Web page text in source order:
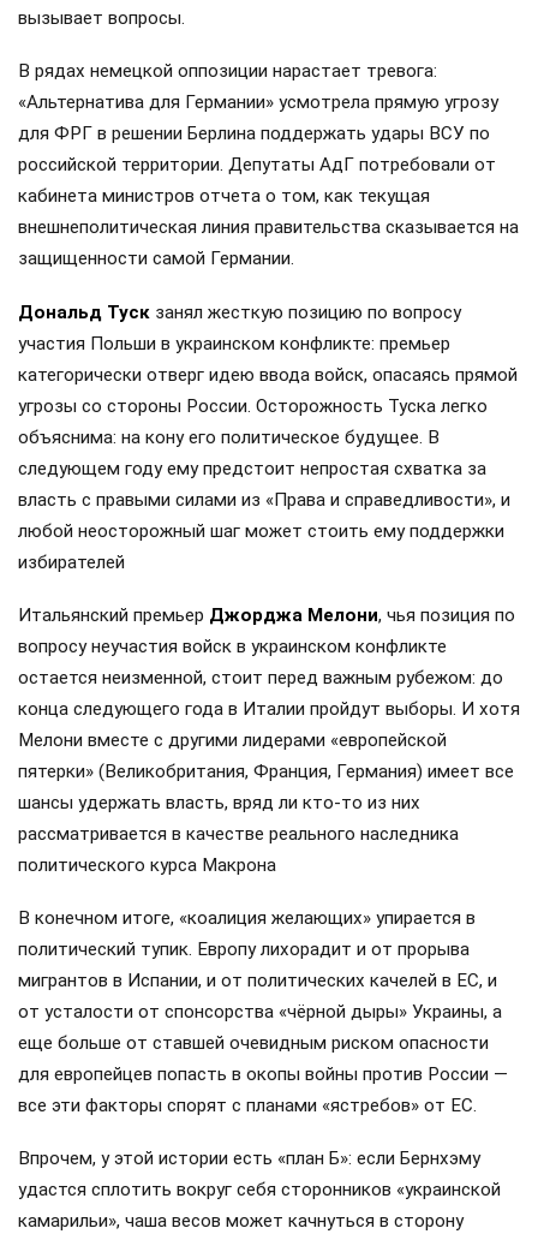
вызывает вопросы.
В рядах немецкой оппозиции нарастает тревога:
«Альтернатива для Германии» усмотрела прямую угрозу
для ФРГ в решении Берлина поддержать удары ВСУ по
российской территории. Депутаты АдГ потребовали от
кабинета министров отчета о том, как текущая
внешнеполитическая линия правительства сказывается на
защищенности самой Германии.
Дональд Туск занял жесткую позицию по вопросу
участия Польши в украинском конфликте: премьер
категорически отверг идею ввода войск, опасаясь прямой
угрозы со стороны России. Осторожность Туска легко
объяснима: на кону его политическое будущее. В
следующем году ему предстоит непростая схватка за
власть с правыми силами из «Права и справедливости», и
любой неосторожный шаг может стоить ему поддержки
избирателей
Итальянский премьер Джорджа Мелони, чья позиция по
вопросу неучастия войск в украинском конфликте
остается неизменной, стоит перед важным рубежом: до
конца следующего года в Италии пройдут выборы. И хотя
Мелони вместе с другими лидерами «европейской
пятерки» (Великобритания, Франция, Германия) имеет все
шансы удержать власть, вряд ли кто-то из них
рассматривается в качестве реального наследника
политического курса Макрона
В конечном итоге, «коалиция желающих» упирается в
политический тупик. Европу лихорадит и от прорыва
мигрантов в Испании, и от политических качелей в ЕС, и
от усталости от спонсорства «чёрной дыры» Украины, а
еще больше от ставшей очевидным риском опасности
для европейцев попасть в окопы войны против России —
все эти факторы спорят с планами «ястребов» от ЕС.
Впрочем, у этой истории есть «план Б»: если Бернхэму
удастся сплотить вокруг себя сторонников «украинской
камарильи», чаша весов может качнуться в сторону